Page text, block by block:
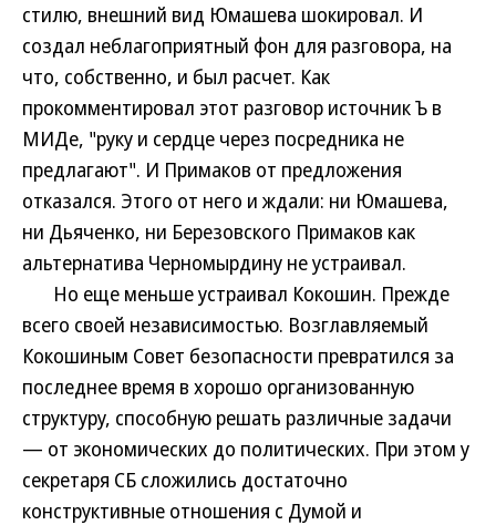
стилю, внешний вид Юмашева шокировал. И
создал неблагоприятный фон для разговора, на
что, собственно, и был расчет. Как
прокомментировал этот разговор источник Ъ в
МИДе, "руку и сердце через посредника не
предлагают". И Примаков от предложения
отказался. Этого от него и ждали: ни Юмашева,
ни Дьяченко, ни Березовского Примаков как
альтернатива Черномырдину не устраивал.
Но еще меньше устраивал Кокошин. Прежде
всего своей независимостью. Возглавляемый
Кокошиным Совет безопасности превратился за
последнее время в хорошо организованную
структуру, способную решать различные задачи
— от экономических до политических. При этом у
секретаря СБ сложились достаточно
конструктивные отношения с Думой и